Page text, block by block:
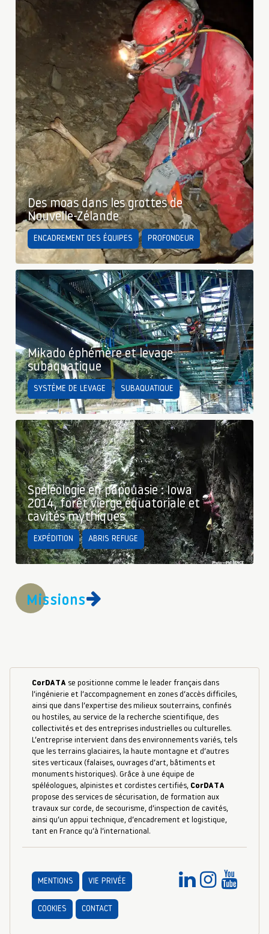
Des moas dans les grottes de
Nouvelle-Zélande
ENCADREMENT DES ÉQUIPES PROFONDEUR
Mikado éphémère et levage
subaquatique
SYSTÈME DE LEVAGE SUBAQUATIQUE
Spéléologie en papouasie : Iowa
2014, forêt vierge équatoriale et
cavités mythiques
EXPÉDITION ABRIS REFUGE
Missions
CorDATA se positionne comme le leader français dans
l’ingénierie et l’accompagnement en zones d’accès difficiles,
ainsi que dans l’expertise des milieux souterrains, confinés
ou hostiles, au service de la recherche scientifique, des
collectivités et des entreprises industrielles ou culturelles.
L’entreprise intervient dans des environnements variés, tels
que les terrains glaciaires, la haute montagne et d’autres
sites verticaux (falaises, ouvrages d’art, bâtiments et
monuments historiques). Grâce à une équipe de
spéléologues, alpinistes et cordistes certifiés, CorDATA
propose des services de sécurisation, de formation aux
travaux sur corde, de secourisme, d’inspection de cavités,
ainsi qu’un appui technique, d’encadrement et logistique,
tant en France qu’à l’international.
MENTIONS VIE PRIVÉE
COOKIES CONTACT